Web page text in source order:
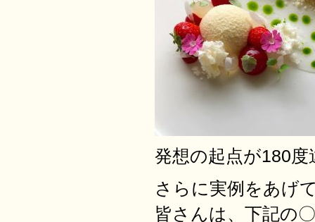
発想の起点が180
さらに実例をあげ
皆さんは、下記の